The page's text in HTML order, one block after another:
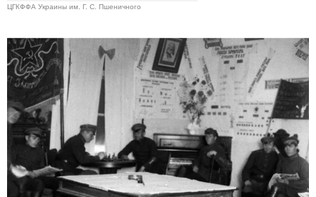
ЦГКФФА Украины им. Г. С. Пшеничного